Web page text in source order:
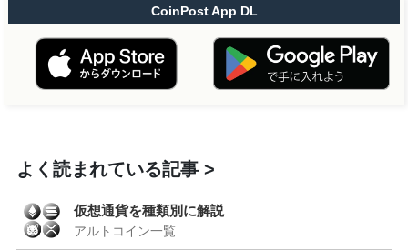
CoinPost App DL
よく読まれている記事
仮想通貨を種類別に解説
アルトコイン一覧